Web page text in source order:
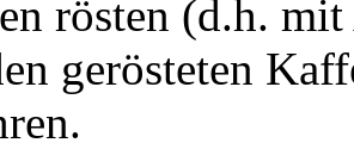
rösten (d.h.
gerösteten